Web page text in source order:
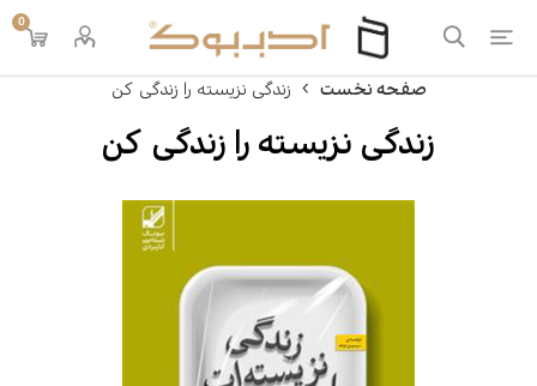
0
صفحه نخست زندگی نزیسته را زندگی کن
زندگی نزیسته را زندگی کن